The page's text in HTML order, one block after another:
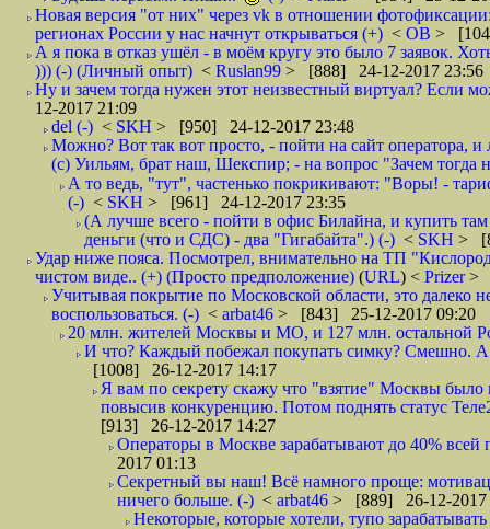
Новая версия "от них" через vk в отношении
регионах России у нас начнут открываться (+) < ОВ >
А я пока в отказ ушёл - в моём кругу это было 7 заявок.
))) (-) (Личный опыт) < Ruslan99 > [888] 24-12-2017 23:56
Ну и зачем тогда нужен этот неизвестный виртуал? Если
12-2017 21:09
del (-) < SKH > [950] 24-12-2017 23:48
Можно? Вот так вот просто, - пойти на сайт оператора,
(с) Уильям, брат наш, Шекспир; - на вопрос "Зачем тогда
А то ведь, "тут", частенько покрикивают: "Воры! -
(-) < SKH > [961] 24-12-2017 23:35
(А лучше всего - пойти в офис Билайна, и купить
деньги (что и СДС) - два "Гигабайта".) (-) < SKH >
Удар ниже пояса. Посмотрел, внимательно на ТП
чистом виде.. (+) (Просто предположение) (URL) < Prizer>
Учитывая покрытие по Московской области, это далеко
воспользоваться. (-) < arbat46 > [843] 25-12-2017 09:20
20 млн. жителей Москвы и МО, и 127 млн. остальной
И что? Каждый побежал покупать симку? Смешно. А
[1008] 26-12-2017 14:17
Я вам по секрету скажу что "взятие" Москвы
повысив конкуренцию. Потом поднять статус
[913] 26-12-2017 14:27
Операторы в Москве зарабатывают до 40% всей
2017 01:13
Секретный вы наш! Всё намного проще:
ничего больше. (-) < arbat46 > [889] 26-12-2017
Некоторые, которые хотели, тупо